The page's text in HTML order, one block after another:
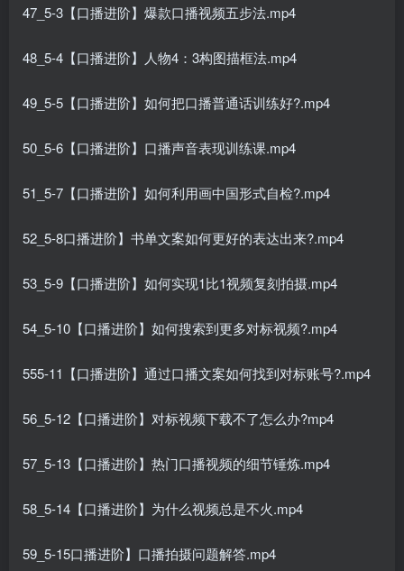
47_5-3【口播进阶】爆款口播视频五步法.mp4
48_5-4【口播进阶】人物4：3构图描框法.mp4
49_5-5【口播进阶】如何把口播普通话训练好?.mp4
50_5-6【口播进阶】口播声音表现训练课.mp4
51_5-7【口播进阶】如何利用画中国形式自检?.mp4
52_5-8口播进阶】书单文案如何更好的表达出来?.mp4
53_5-9【口播进阶】如何实现1比1视频复刻拍摄.mp4
54_5-10【口播进阶】如何搜索到更多对标视频?.mp4
555-11【口播进阶】通过口播文案如何找到对标账号?.mp4
56_5-12【口播进阶】对标视频下载不了怎么办?mp4
57_5-13【口播进阶】热门口播视频的细节锤炼.mp4
58_5-14【口播进阶】为什么视频总是不火.mp4
59_5-15口播进阶】口播拍摄问题解答.mp4